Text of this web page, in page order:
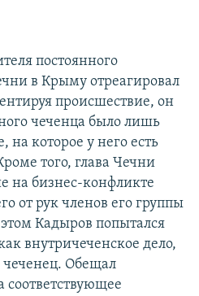
постоянного
в Крыму отреагировал
происшествие, он
чеченца было лишь
на которое у него есть
того, глава Чечни
на бизнес-конфликте
от рук членов его группы
Кадыров попытался
внутричеченское дело,
чеченец. Обещал
соответствующее